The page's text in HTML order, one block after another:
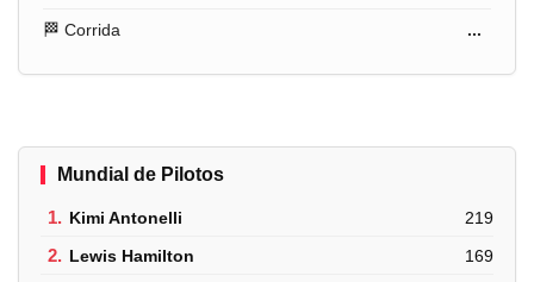
🏁 Corrida ...
Mundial de Pilotos
1. Kimi Antonelli 219
2. Lewis Hamilton 169